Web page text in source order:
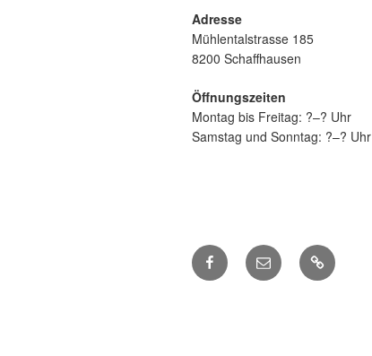
Adresse
Mühlentalstrasse 185
8200 Schaffhausen
Öffnungszeiten
Montag bis Freitag: ?–? Uhr
Samstag und Sonntag: ?–? Uhr
FacebookE-
Mail
Impressum